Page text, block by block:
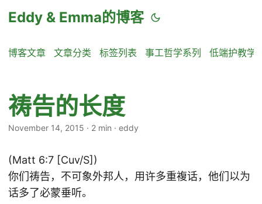
Eddy & Emma的博客
博客文章 文章分类 标签列表 事工哲学系列 低端护教学
祷告的长度
November 14, 2015 · 2 min · eddy
(Matt 6:7 [Cuv/S])
你们祷告，不可象外邦人，用许多重複话，他们以为
话多了必蒙垂听。